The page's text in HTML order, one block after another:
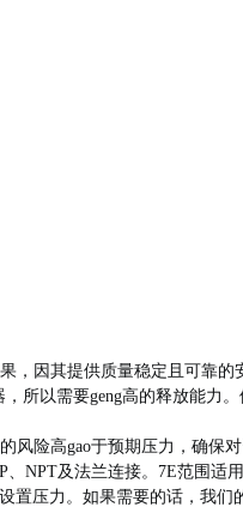
，因其提供质量稳定且可靠的
，所以需要geng高的释放能力。
风险高gao于预期 压力，确保
、NPT及法兰连接。 7E范围适
置压力。 如果需要的话，我们